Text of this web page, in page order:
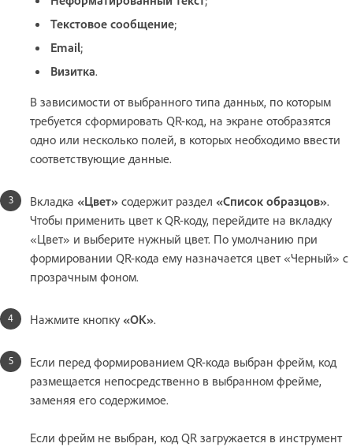
Текстовое сообщение;
Email;
Визитка.
В зависимости от выбранного типа данных, по которым
требуется сформировать QR-код, на экране отобразятся
одно или несколько полей, в которых необходимо ввести
соответствующие данные.
Вкладка «Цвет» содержит раздел «Список образцов».
Чтобы применить цвет к QR-коду, перейдите на вкладку
«Цвет» и выберите нужный цвет. По умолчанию при
формировании QR-кода ему назначается цвет «Черный» с
прозрачным фоном.
Нажмите кнопку «ОК».
Если перед формированием QR-кода выбран фрейм, код
размещается непосредственно в выбранном фрейме,
заменяя его содержимое.
Если фрейм не выбран, код QR загружается в инструмент